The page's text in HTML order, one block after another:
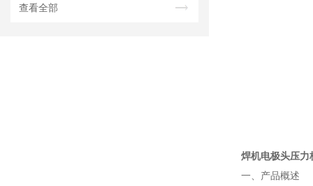
查看全部
焊机电极头压力
一、产品概述